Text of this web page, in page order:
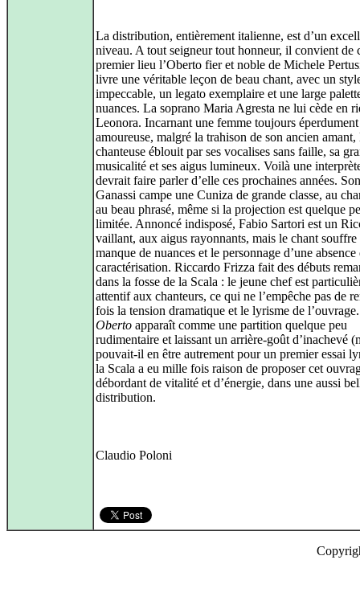
La distribution, entièrement italienne, est d’un
niveau. A tout seigneur tout honneur, il convient de
premier lieu l’Oberto fier et noble de Michele
livre une véritable leçon de beau chant, avec un
impeccable, un legato exemplaire et une large
nuances. La soprano Maria Agresta ne lui cède en
Leonora. Incarnant une femme toujours éperdument
amoureuse, malgré la trahison de son ancien amant,
chanteuse éblouit par ses vocalises sans faille, sa
musicalité et ses aigus lumineux. Voilà une
devrait faire parler d’elle ces prochaines années.
Ganassi campe une Cuniza de grande classe, au
au beau phrasé, même si la projection est quelque
limitée. Annoncé indisposé, Fabio Sartori est un
vaillant, aux aigus rayonnants, mais le chant souffre
manque de nuances et le personnage d’une absence
caractérisation. Riccardo Frizza fait des débuts
dans la fosse de la Scala : le jeune chef est
attentif aux chanteurs, ce qui ne l’empêche pas de
fois la tension dramatique et le lyrisme de
Oberto apparaît comme une partition quelque peu
rudimentaire et laissant un arrière-goût d’inachevé
pouvait-il en être autrement pour un premier essai
la Scala a eu mille fois raison de proposer cet
débordant de vitalité et d’énergie, dans une aussi
distribution.
Claudio Poloni